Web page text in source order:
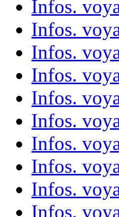
Infos.
Infos.
Infos.
Infos.
Infos.
Infos.
Infos.
Infos.
Infos.
Infos.